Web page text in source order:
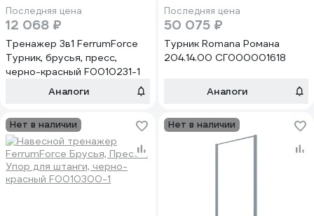
Последняя цена
12 068 ₽
Тренажер 3в1 FerrumForce
Турник, брусья, пресс,
черно-красный F0010231-1
Аналоги
Последняя цена
50 075 ₽
Турник Romana Романа
204.14.00 СГ000001618
Аналоги
Нет в наличии Нет в наличии